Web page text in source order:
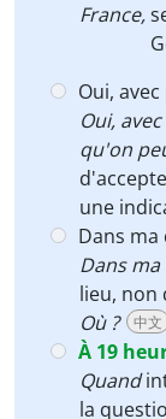
France,
Oui,
Oui,
qu'on
une
Dans
Dans
lieu, non
Où ?
中文
À 19
Quand
la